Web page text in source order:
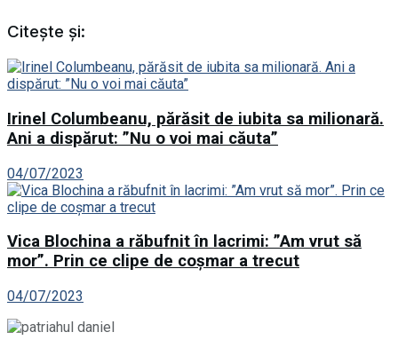
Citește și:
Irinel Columbeanu, părăsit de iubita sa milionară.
Ani a dispărut: ”Nu o voi mai căuta”
04/07/2023
Vica Blochina a răbufnit în lacrimi: ”Am vrut să
mor”. Prin ce clipe de coșmar a trecut
04/07/2023